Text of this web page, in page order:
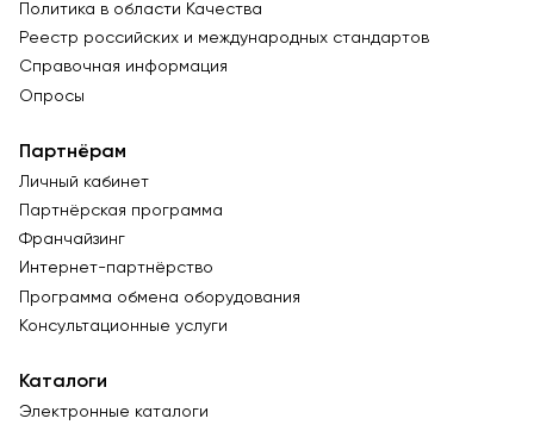
Политика в области Качества
Реестр российских и международных стандартов
Справочная информация
Опросы
Партнёрам
Личный кабинет
Партнёрская программа
Франчайзинг
Интернет-партнёрство
Программа обмена оборудования
Консультационные услуги
Каталоги
Электронные каталоги